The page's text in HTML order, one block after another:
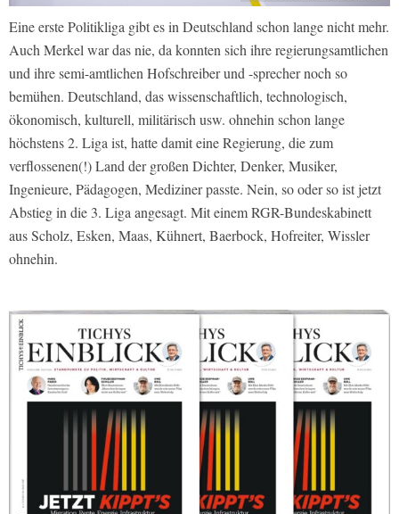
Eine erste Politikliga gibt es in Deutschland schon lange nicht mehr.
Auch Merkel war das nie, da konnten sich ihre regierungsamtlichen
und ihre semi-amtlichen Hofschreiber und -sprecher noch so
bemühen. Deutschland, das wissenschaftlich, technologisch,
ökonomisch, kulturell, militärisch usw. ohnehin schon lange
höchstens 2. Liga ist, hatte damit eine Regierung, die zum
verflossenen(!) Land der großen Dichter, Denker, Musiker,
Ingenieure, Pädagogen, Mediziner passte. Nein, so oder so ist jetzt
Abstieg in die 3. Liga angesagt. Mit einem RGR-Bundeskabinett
aus Scholz, Esken, Maas, Kühnert, Baerbock, Hofreiter, Wissler
ohnehin.